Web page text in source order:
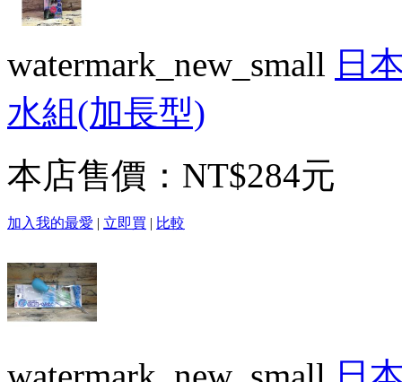
watermark_new_small 日
水組(加長型)
本店售價： NT$284元
加入我的最愛 | 立即買 | 比較